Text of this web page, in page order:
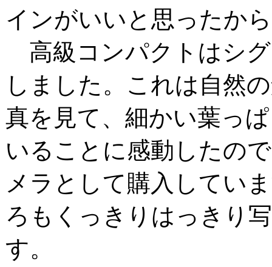
インがいいと思ったか
高級コンパクトはシ
しました。これは自然
真を見て、細かい葉っ
いることに感動したの
メラとして購入してい
ろもくっきりはっきり
す。